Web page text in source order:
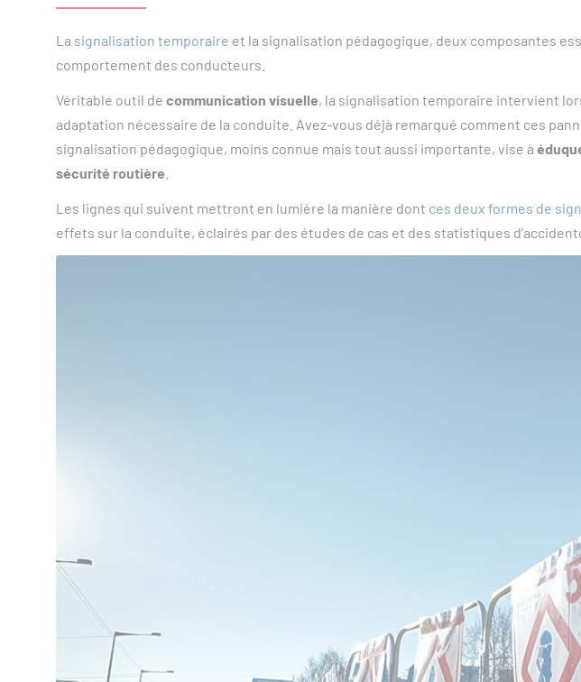
La signalisation temporaire et la signalisation pédagogique, deux composantes
comportement des conducteurs.
Véritable outil de communication visuelle, la signalisation temporaire intervient
adaptation nécessaire de la conduite. Avez-vous déjà remarqué comment ces
signalisation pédagogique, moins connue mais tout aussi importante, vise à
sécurité routière
Les lignes qui suivent mettront en lumière la manière dont ces deux formes de
effets sur la conduite, éclairés par des études de cas et des statistiques